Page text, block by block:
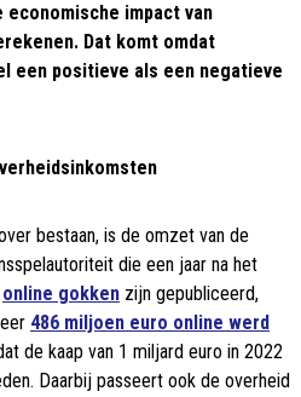
impact van
Dat komt omdat
een positieve als een negatieve
bestaan, is de omzet van de
die een jaar na het
online gokken zijn gepubliceerd,
486 miljoen euro online werd
de kaap van 1 miljard euro in 2022
Daarbij passeert ook de overheid